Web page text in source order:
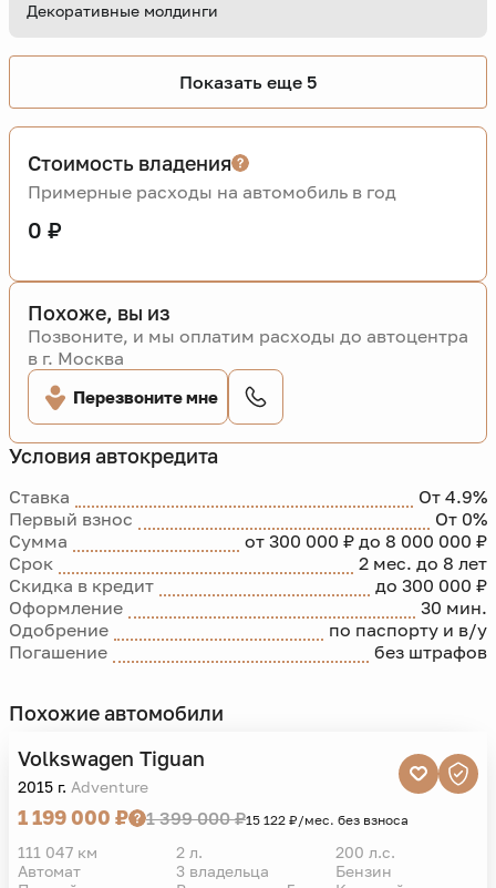
Декоративные молдинги
Показать еще 5
Условия автокредита
Ставка
От 4.9%
Первый взнос
От 0%
Сумма
от 300 000 ₽ до 8 000 000 ₽
Срок
2 мес. до 8 лет
Скидка в кредит
до 300 000 ₽
Оформление
30 мин.
Одобрение
по паспорту и в/у
Погашение
без штрафов
Стоимость владения
Примерные расходы на автомобиль в год
0 ₽
Похоже, вы из
Позвоните, и мы оплатим расходы до автоцентра
в г. Москва
Перезвоните мне
Похожие автомобили
Volkswagen Tiguan
2015 г. Adventure
1 199 000 ₽ 1 399 000 ₽15 122 ₽/мес. без взноса
111 047 км 2 л.
200 л.с.
Автомат
3 владельца
Бензин